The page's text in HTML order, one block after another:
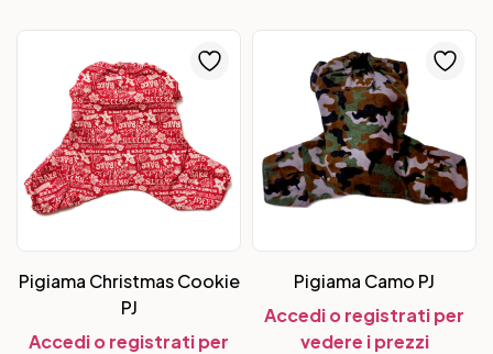
Pigiama Christmas Cookie
PJ
Accedi o registrati per
Pigiama Camo PJ
Accedi o registrati per
vedere i prezzi